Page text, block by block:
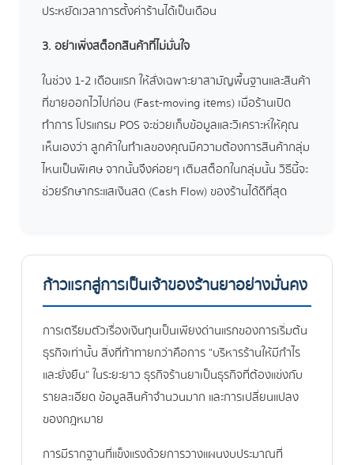
ประหยัดเวลาการตั้งค่าร้านได้เป็นเดือน
3. อย่าเพิ่งสต็อกสินค้าที่ไม่มั่นใจ
ในช่วง 1-2 เดือนแรก ให้สั่งเฉพาะยาสามัญพื้นฐานและสินค้า
ที่ขายออกไวไปก่อน (Fast-moving items) เมื่อร้านเปิด
ทำการ โปรแกรม POS จะช่วยเก็บข้อมูลและวิเคราะห์ให้คุณ
เห็นเองว่า ลูกค้าในทำเลของคุณมีความต้องการสินค้ากลุ่ม
ไหนเป็นพิเศษ จากนั้นจึงค่อยๆ เติมสต็อกในกลุ่มนั้น วิธีนี้จะ
ช่วยรักษากระแสเงินสด (Cash Flow) ของร้านได้ดีที่สุด
ก้าวแรกสู่การเป็นเจ้าของร้านยาอย่างมั่นคง
การเตรียมตัวเรื่องเงินทุนเป็นเพียงด่านแรกของการเริ่มต้น
ธุรกิจเท่านั้น สิ่งที่ท้าทายกว่าคือการ "บริหารร้านให้มีกำไร
และยั่งยืน" ในระยะยาว ธุรกิจร้านยาเป็นธุรกิจที่ต้องแข่งกับ
รายละเอียด ข้อมูลสินค้าจำนวนมาก และการเปลี่ยนแปลง
ของกฎหมาย
การมีรากฐานที่แข็งแรงด้วยการวางแผนงบประมาณที่